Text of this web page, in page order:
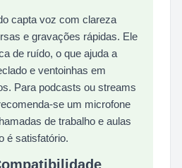
capta voz com clareza
e gravações rápidas. Ele
de ruído, o que ajuda a
e ventoinhas em
Para podcasts ou streams
se um microfone
de trabalho e aulas
é satisfatório.